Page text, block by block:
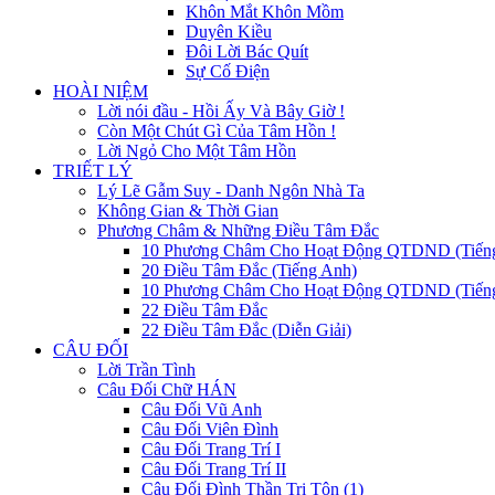
Khôn Mắt Khôn Mồm
Duyên Kiều
Đôi Lời Bác Quít
Sự Cố Điện
HOÀI NIỆM
Lời nói đầu - Hồi Ấy Và Bây Giờ !
Còn Một Chút Gì Của Tâm Hồn !
Lời Ngỏ Cho Một Tâm Hồn
TRIẾT LÝ
Lý Lẽ Gẫm Suy - Danh Ngôn Nhà Ta
Không Gian & Thời Gian
Phương Châm & Những Điều Tâm Đắc
10 Phương Châm Cho Hoạt Động QTDND
20 Điều Tâm Đắc (Tiếng Anh)
10 Phương Châm Cho Hoạt Động QTDND
22 Điều Tâm Đắc
22 Điều Tâm Đắc (Diễn Giải)
CÂU ĐỐI
Lời Trần Tình
Câu Đối Chữ HÁN
Câu Đối Vũ Anh
Câu Đối Viên Đình
Câu Đối Trang Trí I
Câu Đối Trang Trí II
Câu Đối Đình Thần Tri Tôn (1)